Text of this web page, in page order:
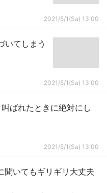
2021/5/1(Sa) 13:00
いてしまう
2021/5/1(Sa) 13:00
ばれたときに絶対にし
2021/5/1(Sa) 13:00
聞いてもギリギリ大丈夫